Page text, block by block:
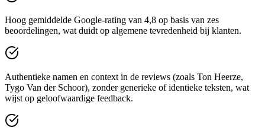
Hoog gemiddelde Google-rating van 4,8 op basis van zes
beoordelingen, wat duidt op algemene tevredenheid bij klanten.
Authentieke namen en context in de reviews (zoals Ton Heerze,
Tygo Van der Schoor), zonder generieke of identieke teksten, wat
wijst op geloofwaardige feedback.